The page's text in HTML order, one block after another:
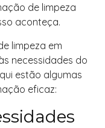
de limpeza
aconteça.
limpeza em
necessidades do
estão algumas
eficaz: